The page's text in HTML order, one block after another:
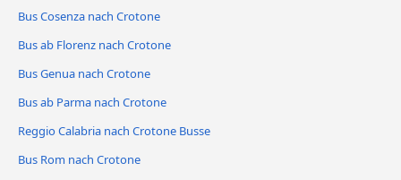
Bus Cosenza nach Crotone
Bus ab Florenz nach Crotone
Bus Genua nach Crotone
Bus ab Parma nach Crotone
Reggio Calabria nach Crotone Busse
Bus Rom nach Crotone